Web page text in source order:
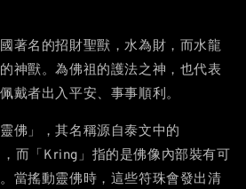
著名的招財聖獸，水為財，而水龍
神獸。為佛祖的護法之神，也代表
戴者出入平安、事事順利。
佛」，其名稱源自泰文中的
，而「Kring」指的是佛像內部裝有可
當搖動靈佛時，這些符珠會發出清